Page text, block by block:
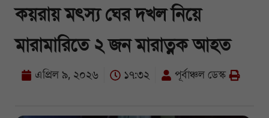
কয়রায় মৎস্য ঘের দখল নিয়ে
মারামারিতে ২ জন মারাত্নক আহত
এপ্রিল ৯, ২০২৬ ১৭:৩২ পূর্বাঞ্চল ডেস্ক